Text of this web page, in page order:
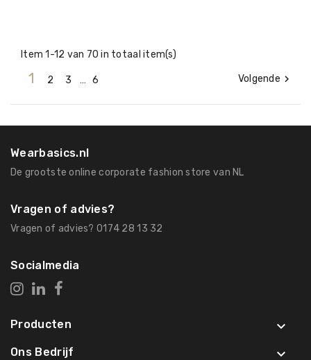
Item 1-12 van 70 in totaal item(s)
1 2 3 … 6 Volgende 
Wearbasics.nl
De grootste online corporate fashion store van NL
Vragen of advies?
Vragen of advies? 0174 28 13 32
Socialmedia
Producten 
Ons Bedrijf 